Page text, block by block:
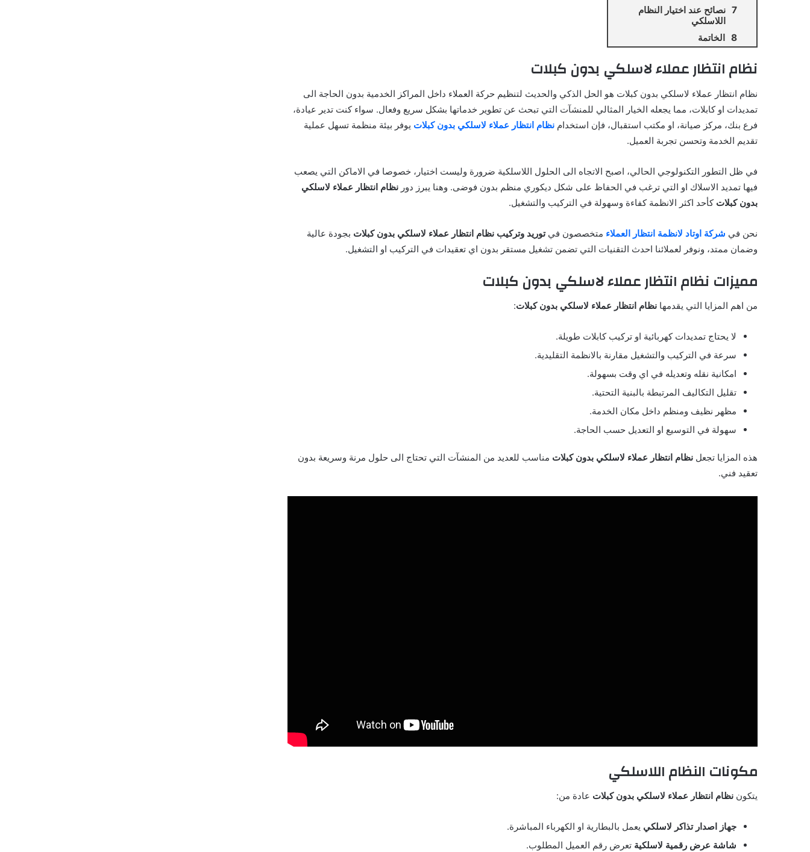
نصائح عند اختيار النظام
اللاسلكي
الخاتمة
نظام انتظار عملاء لاسلكي بدون كبلات
نظام انتظار عملاء لاسلكي بدون كبلات هو الحل الذكي والحديث لتنظيم حركة العملاء داخل المراكز الخدمية بدون الحاجة الى
تمديدات او كابلات، مما يجعله الخيار المثالي للمنشآت التي تبحث عن تطوير خدماتها بشكل سريع وفعال. سواء كنت تدير عيادة،
فرع بنك، مركز صيانة، او مكتب استقبال، فإن استخدام نظام انتظار عملاء لاسلكي بدون كبلات يوفر بيئة منظمة تسهل عملية
تقديم الخدمة وتحسن تجربة العميل.
في ظل التطور التكنولوجي الحالي، اصبح الاتجاه الى الحلول اللاسلكية ضرورة وليست اختيار، خصوصا في الاماكن التي يصعب
فيها تمديد الاسلاك او التي ترغب في الحفاظ على شكل ديكوري منظم بدون فوضى. وهنا يبرز دور نظام انتظار عملاء لاسلكي
بدون كبلات كأحد اكثر الانظمة كفاءة وسهولة في التركيب والتشغيل.
نحن في شركة اوتاد لانظمة انتظار العملاء متخصصون فيتوريد وتركيب نظام انتظار عملاء لاسلكي بدون كبلات بجودة عالية
وضمان ممتد، ونوفر لعملائنا احدث التقنيات التي تضمن تشغيل مستقر بدون اي تعقيدات في التركيب او التشغيل.
مميزات نظام انتظار عملاء لاسلكي بدون كبلات
من اهم المزايا التي يقدمها نظام انتظار عملاء لاسلكي بدون كبلات:
لا يحتاج تمديدات كهربائية او تركيب كابلات طويلة.
سرعة في التركيب والتشغيل مقارنة بالانظمة التقليدية.
امكانية نقله وتعديله في اي وقت بسهولة.
تقليل التكاليف المرتبطة بالبنية التحتية.
مظهر نظيف ومنظم داخل مكان الخدمة.
سهولة في التوسيع او التعديل حسب الحاجة.
هذه المزايا تجعل نظام انتظار عملاء لاسلكي بدون كبلات مناسب للعديد من المنشآت التي تحتاج الى حلول مرنة وسريعة بدون
تعقيد فني.
مكونات النظام اللاسلكي
يتكون نظام انتظار عملاء لاسلكي بدون كبلات عادة من:
جهاز اصدار تذاكر لاسلكي يعمل بالبطارية او الكهرباء المباشرة.
شاشة عرض رقمية لاسلكية تعرض رقم العميل المطلوب.